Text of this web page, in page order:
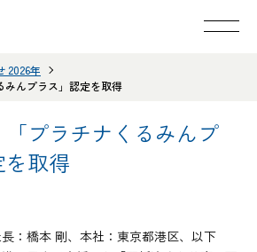
2026年
みんプラス」認定を取得
プラチナくるみんプ
を取得
：橋本 剛、本社：東京都港区、以下